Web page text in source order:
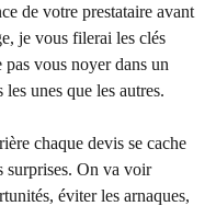
de votre prestataire avant
je vous filerai les clés
vous noyer dans un
unes que les autres.
chaque devis se cache
surprises. On va voir
éviter les arnaques,